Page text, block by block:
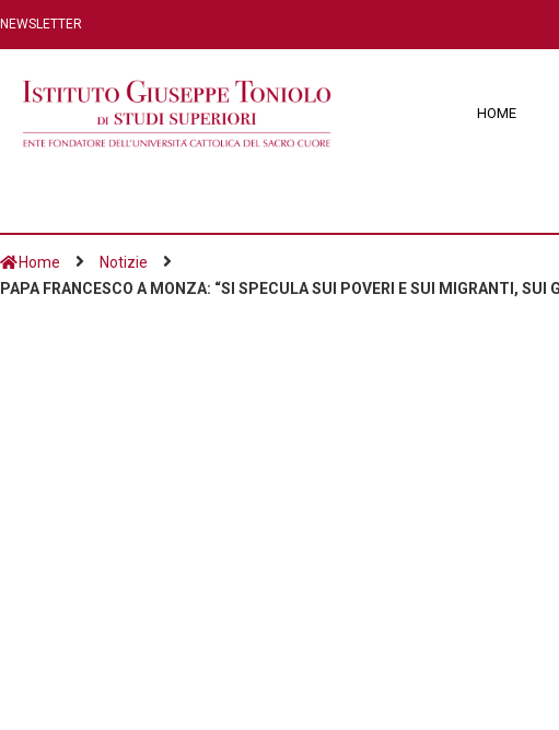
NEWSLETTER
HOME
Home
Notizie
PAPA FRANCESCO A MONZA: “SI SPECULA SUI POVERI E SUI MIGRANTI,